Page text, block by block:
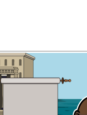
Tumakas siya at nanirahan sa Watwa kasama
ang mga taong naninirahan sa kagubatan.